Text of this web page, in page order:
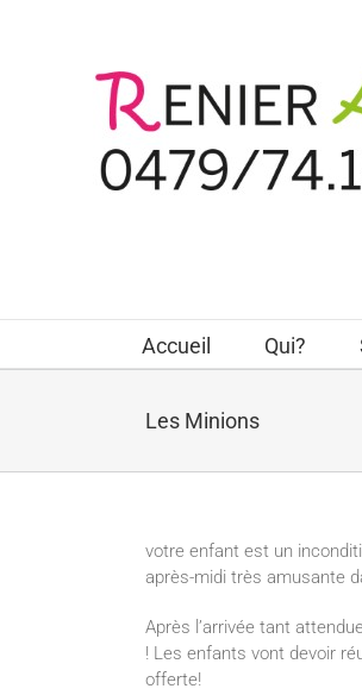
Accueil Qui?
Les Minions
votre enfant est un
après-midi très amusante
Après l’arrivée tant
! Les enfants vont devoir
offerte!